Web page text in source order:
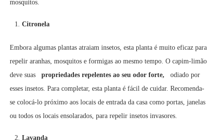
mosquitos.
Citronela
Embora algumas plantas atraiam insetos, esta planta é muito eficaz para
repelir aranhas, mosquitos e formigas ao mesmo tempo. O capim-limão
deve suas propriedades repelentes ao seu odor forte, odiado por
esses insetos. Para completar, esta planta é fácil de cuidar. Recomenda-
se colocá-lo próximo aos locais de entrada da casa como portas, janelas
ou todos os locais ensolarados, para repelir insetos invasores.
Lavanda